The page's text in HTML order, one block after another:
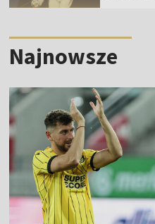
Najnowsze